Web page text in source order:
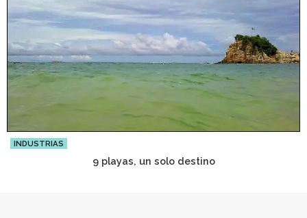
INDUSTRIAS
9 playas, un solo destino